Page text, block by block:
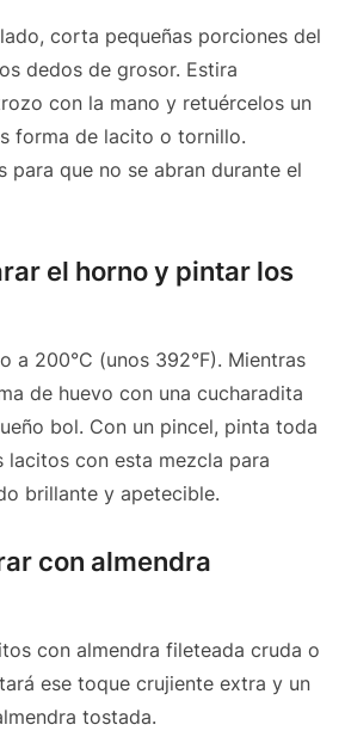
corta pequeñas porciones del
dedos de grosor. Estira
con la mano y retuércelos un
forma de lacito o tornillo.
para que no se abran durante el
el horno y pintar los
a 200°C (unos 392°F). Mientras
de huevo con una cucharadita
bol. Con un pincel, pinta toda
lacitos con esta mezcla para
brillante y apetecible.
con almendra
con almendra fileteada cruda o
ese toque crujiente extra y un
tostada.